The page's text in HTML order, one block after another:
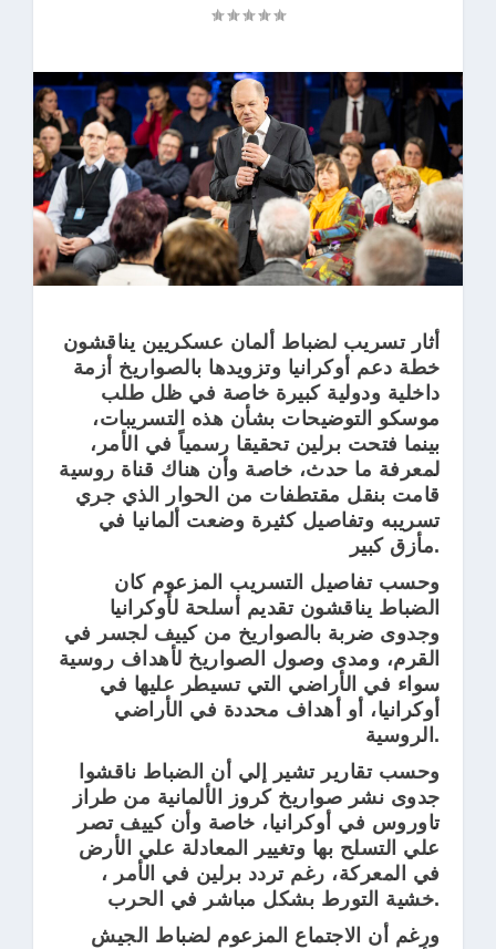
أثار تسريب لضباط ألمان عسكريين يناقشون
خطة دعم أوكرانيا وتزويدها بالصواريخ أزمة
داخلية ودولية كبيرة خاصة في ظل طلب
موسكو التوضيحات بشأن هذه التسريبات،
بينما فتحت برلين تحقيقا رسمياً في الأمر،
لمعرفة ما حدث، خاصة وأن هناك قناة روسية
قامت بنقل مقتطفات من الحوار الذي جري
تسريبه وتفاصيل كثيرة وضعت ألمانيا في
مأزق كبير.
وحسب تفاصيل التسريب المزعوم كان
الضباط يناقشون تقديم أسلحة لأوكرانيا
وجدوى ضربة بالصواريخ من كييف لجسر في
القرم، ومدى وصول الصواريخ لأهداف روسية
سواء في الأراضي التي تسيطر عليها في
أوكرانيا، أو أهداف محددة في الأراضي
الروسية.
وحسب تقارير تشير إلي أن الضباط ناقشوا
جدوى نشر صواريخ كروز الألمانية من طراز
تاوروس في أوكرانيا، خاصة وأن كييف تصر
علي التسلح بها وتغيير المعادلة علي الأرض
في المعركة، رغم تردد برلين في الأمر ،
خشية التورط بشكل مباشر في الحرب.
ورغم أن الاجتماع المزعوم لضباط الجيش